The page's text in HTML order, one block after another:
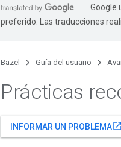
Google
preferido. Las traducciones
Bazel Guía del usuario
Prácticas
INFORMAR UN PROBLEMAopen_in_new